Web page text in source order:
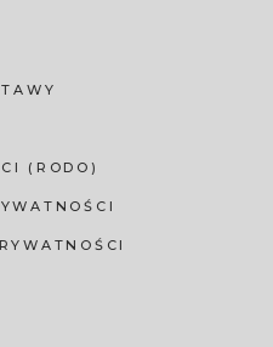
(RODO)